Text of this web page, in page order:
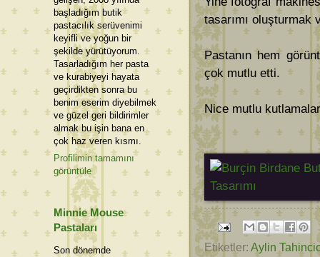
tasarımı oluşturmak
Pastanın hem
çok mutlu etti.
Nice mutlu
Etiketler: Aylin
başladığım butik
pastacılık serüvenimi
keyifli ve yoğun bir
şekilde yürütüyorum.
Tasarladığım her pasta
ve kurabiyeyi hayata
geçirdikten sonra bu
benim eserim diyebilmek
ve güzel geri bildirimler
almak bu işin bana en
çok haz veren kısmı.
Profilimin tamamını
görüntüle
Minnie Mouse
Pastaları
Son dönemde